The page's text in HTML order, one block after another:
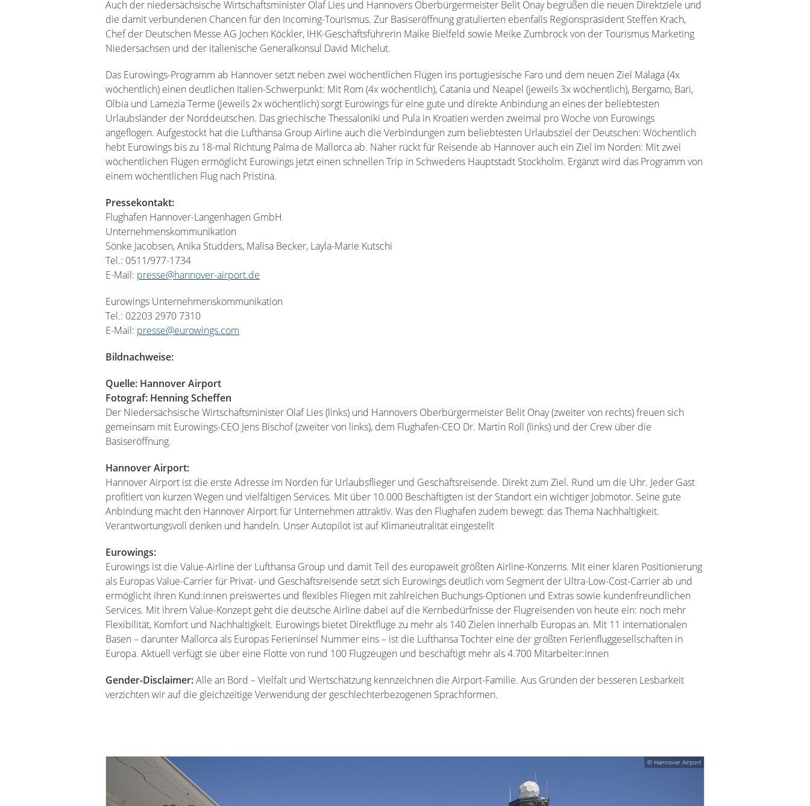
Auch der niedersächsische Wirtschaftsminister Olaf Lies und Hannovers Oberbürgermeister Belit Onay begrüßen die neuen Direktziele und
die damit verbundenen Chancen für den Incoming-Tourismus. Zur Basiseröffnung gratulierten ebenfalls Regionspräsident Steffen Krach,
Chef der Deutschen Messe AG Jochen Köckler, IHK-Geschäftsführerin Maike Bielfeld sowie Meike Zumbrock von der Tourismus Marketing
Niedersachsen und der italienische Generalkonsul David Michelut.
Das Eurowings-Programm ab Hannover setzt neben zwei wöchentlichen Flügen ins portugiesische Faro und dem neuen Ziel Malaga (4x
wöchentlich) einen deutlichen Italien-Schwerpunkt: Mit Rom (4x wöchentlich), Catania und Neapel (jeweils 3x wöchentlich), Bergamo, Bari,
Olbia und Lamezia Terme (jeweils 2x wöchentlich) sorgt Eurowings für eine gute und direkte Anbindung an eines der beliebtesten
Urlaubsländer der Norddeutschen. Das griechische Thessaloniki und Pula in Kroatien werden zweimal pro Woche von Eurowings
angeflogen. Aufgestockt hat die Lufthansa Group Airline auch die Verbindungen zum beliebtesten Urlaubsziel der Deutschen: Wöchentlich
hebt Eurowings bis zu 18-mal Richtung Palma de Mallorca ab. Näher rückt für Reisende ab Hannover auch ein Ziel im Norden: Mit zwei
wöchentlichen Flügen ermöglicht Eurowings jetzt einen schnellen Trip in Schwedens Hauptstadt Stockholm. Ergänzt wird das Programm von
einem wöchentlichen Flug nach Pristina.
Pressekontakt:
Flughafen Hannover-Langenhagen GmbH
Unternehmenskommunikation
Sönke Jacobsen, Anika Studders, Malisa Becker, Layla-Marie Kutschi
Tel.: 0511/977-1734
E-Mail: presse@hannover-airport.de
Eurowings Unternehmenskommunikation
Tel.: 02203 2970 7310
E-Mail: presse@eurowings.com
Bildnachweise:
Quelle: Hannover Airport
Fotograf: Henning Scheffen
Der Niedersächsische Wirtschaftsminister Olaf Lies (links) und Hannovers Oberbürgermeister Belit Onay (zweiter von rechts) freuen sich
gemeinsam mit Eurowings-CEO Jens Bischof (zweiter von links), dem Flughafen-CEO Dr. Martin Roll (links) und der Crew über die
Basiseröffnung.
Hannover Airport:
Hannover Airport ist die erste Adresse im Norden für Urlaubsflieger und Geschäftsreisende. Direkt zum Ziel. Rund um die Uhr. Jeder Gast
profitiert von kurzen Wegen und vielfältigen Services. Mit über 10.000 Beschäftigten ist der Standort ein wichtiger Jobmotor. Seine gute
Anbindung macht den Hannover Airport für Unternehmen attraktiv. Was den Flughafen zudem bewegt: das Thema Nachhaltigkeit.
Verantwortungsvoll denken und handeln. Unser Autopilot ist auf Klimaneutralität eingestellt
Eurowings:
Eurowings ist die Value-Airline der Lufthansa Group und damit Teil des europaweit größten Airline-Konzerns. Mit einer klaren Positionierung
als Europas Value-Carrier für Privat- und Geschäftsreisende setzt sich Eurowings deutlich vom Segment der Ultra-Low-Cost-Carrier ab und
ermöglicht ihren Kund:innen preiswertes und flexibles Fliegen mit zahlreichen Buchungs-Optionen und Extras sowie kundenfreundlichen
Services. Mit ihrem Value-Konzept geht die deutsche Airline dabei auf die Kernbedürfnisse der Flugreisenden von heute ein: noch mehr
Flexibilität, Komfort und Nachhaltigkeit. Eurowings bietet Direktflüge zu mehr als 140 Zielen innerhalb Europas an. Mit 11 internationalen
Basen – darunter Mallorca als Europas Ferieninsel Nummer eins – ist die Lufthansa Tochter eine der größten Ferienfluggesellschaften in
Europa. Aktuell verfügt sie über eine Flotte von rund 100 Flugzeugen und beschäftigt mehr als 4.700 Mitarbeiter:innen
Gender-Disclaimer:Alle an Bord – Vielfalt und Wertschätzung kennzeichnen die Airport-Familie. Aus Gründen der besseren Lesbarkeit
verzichten wir auf die gleichzeitige Verwendung der geschlechterbezogenen Sprachformen.
© Hannover Airport